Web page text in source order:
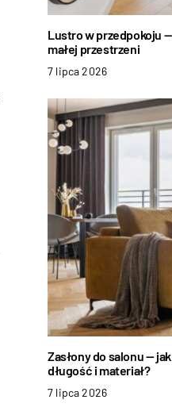
Lustro w przedpokoju
małej przestrzeni
7 lipca 2026
Zasłony do salonu —
długość i materiał?
7 lipca 2026